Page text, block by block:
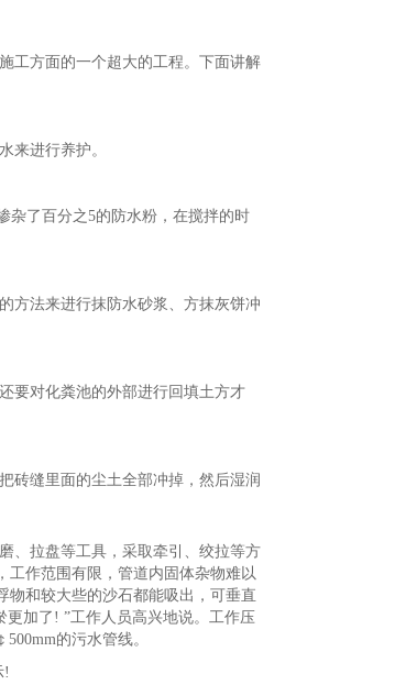
工方面的一个超大的工程。下面讲解
来进行养护。
杂了百分之5的防水粉，在搅拌的时
方法来进行抹防水砂浆、方抹灰饼冲
要对化粪池的外部进行回填土方才
砖缝里面的尘土全部冲掉，然后湿润
、拉盘等工具，采取牵引、绞拉等方
工作范围有限，管道内固体杂物难以
物和较大些的沙石都能吸出，可垂直
更加了! ”工作人员高兴地说。工作压
的污水管线。
!